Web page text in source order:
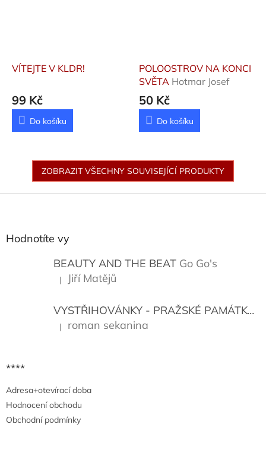
VÍTEJTE V KLDR!
99 Kč
Do košíku
POLOOSTROV NA KONCI
SVĚTA Hotmar Josef
50 Kč
Do košíku
ZOBRAZIT VŠECHNY SOUVISEJÍCÍ PRODUKTY
Hodnotíte vy
BEAUTY AND THE BEAT Go Go's
Hodnocení produktu je 5 z 5 hvězdiček.
| Jiří Matějů
VYSTŘIHOVÁNKY - PRAŽSKÉ PAMÁTKY
Hodnocení produktu je 5 z 5 hvězdiček.
| roman sekanina
****
Adresa+otevírací doba
Hodnocení obchodu
Obchodní podmínky